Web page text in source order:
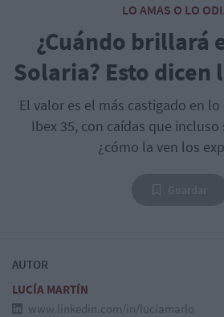
LO AMAS O LO
¿Cuándo brillará
Solaria? Esto dicen
El valor es el más castigado en
Ibex 35, con caídas que
¿cómo la ven los
AUTOR
LUCÍA MARTÍN
www.linkedin.com/in/luciamarlo